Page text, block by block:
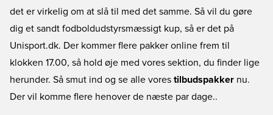
det er virkelig om at slå til med det samme. Så vil du gøre
dig et sandt fodboldudstyrsmæssigt kup, så er det på
Unisport.dk. Der kommer flere pakker online frem til
klokken 17.00, så hold øje med vores sektion, du finder lige
herunder. Så smut ind og se alle vores tilbudspakker nu.
Der vil komme flere henover de næste par dage..